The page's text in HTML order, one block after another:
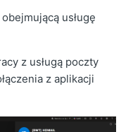
usługę
z usługą poczty
z aplikacji